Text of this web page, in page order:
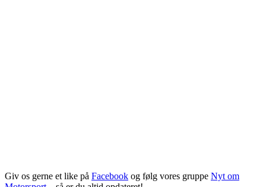
Giv os gerne et like på Facebook og følg vores gruppe Nyt om